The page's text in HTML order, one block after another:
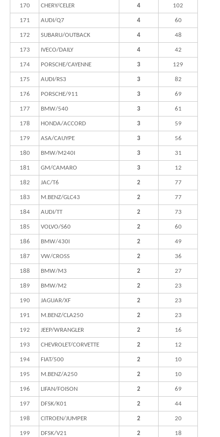
170 CHERY/CELER 4 102
171 AUDI/Q7 4 60
172 SUBARU/OUTBACK 4 48
173 IVECO/DAILY 4 42
174 PORSCHE/CAYENNE 3 129
175 AUDI/RS3 3 82
176 PORSCHE/911 3 69
177 BMW/540 3 61
178 HONDA/ACCORD 3 59
179 ASA/CAUYPE 3 56
180 BMW/M240I 3 31
181 GM/CAMARO 3 12
182 JAC/T6 2 77
183 M.BENZ/GLC43 2 77
184 AUDI/TT 2 73
185 VOLVO/S60 2 60
186 BMW/430I 2 49
187 VW/CROSS 2 36
188 BMW/M3 2 27
189 BMW/M2 2 23
190 JAGUAR/XF 2 23
191 M.BENZ/CLA250 2 23
192 JEEP/WRANGLER 2 16
193 CHEVROLET/CORVETTE 2 12
194 FIAT/500 2 10
195 M.BENZ/A250 2 10
196 LIFAN/FOISON 2 69
197 DFSK/K01 2 44
198 CITROEN/JUMPER 2 20
199 DFSK/V21 2 18